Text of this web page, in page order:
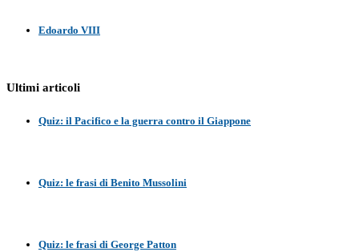
Edoardo VIII
Ultimi articoli
Quiz: il Pacifico e la guerra contro il Giappone
Quiz: le frasi di Benito Mussolini
Quiz: le frasi di George Patton